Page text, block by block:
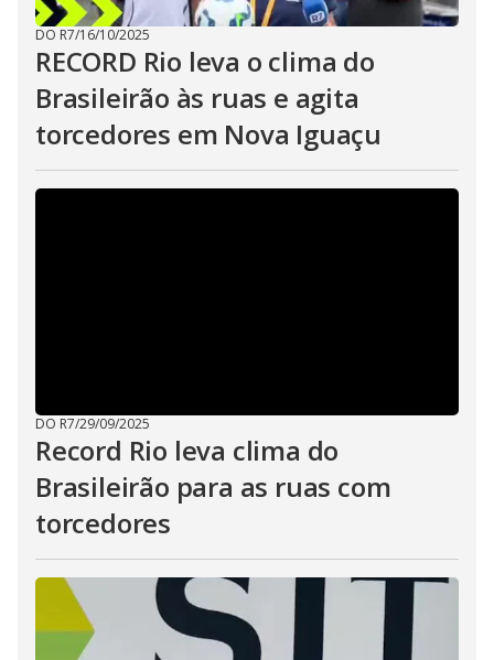
DO R7/16/10/2025
RECORD Rio leva o clima do
Brasileirão às ruas e agita
torcedores em Nova Iguaçu
DO R7/29/09/2025
Record Rio leva clima do
Brasileirão para as ruas com
torcedores